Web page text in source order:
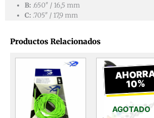
B: .650″ / 16,5 mm
C: .705″ / 17,9 mm
Productos Relacionados
10%
AGOTADO